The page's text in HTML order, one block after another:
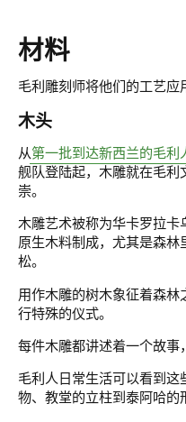
材料
毛利雕刻师将他们的工艺应
木头
从第一批到达新西兰的毛利
舰队登陆起，木雕就在毛利
崇。
木雕艺术被称为华卡罗拉卡
原生木料制成，尤其是森林
松。
用作木雕的树木象征着森
行特殊的仪式。
每件木雕都讲述着一个故事
毛利人日常生活可以看到
物、教堂的立柱到泰阿哈的